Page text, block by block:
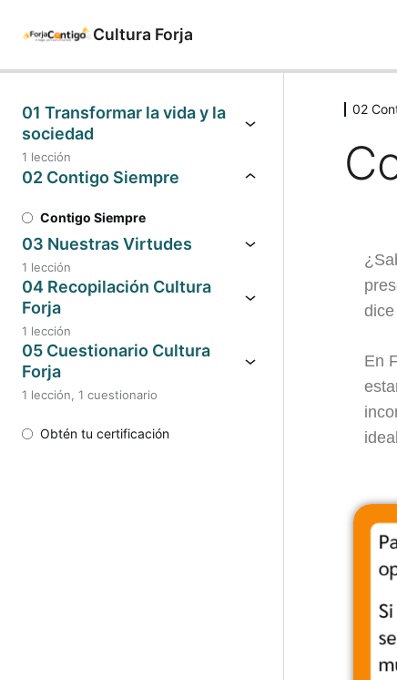
Cultura Forja
01 Transformar la vida y la
sociedad
1 lección
02 Contigo Siempre
Contigo Siempre
03 Nuestras Virtudes
1 lección
04 Recopilación Cultura
Forja
1 lección
05 Cuestionario Cultura
Forja
1 lección, 1 cuestionario
Obtén tu certificación
02
En